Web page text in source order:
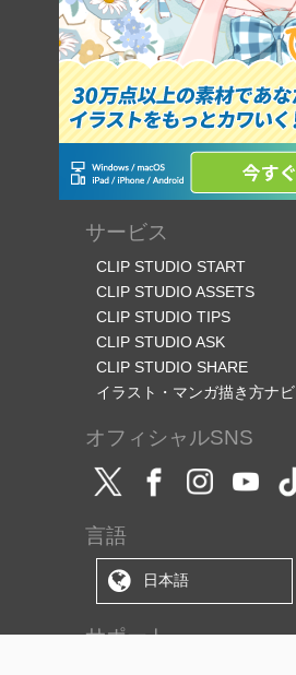
サービス
CLIP STUDIO START
CLIP STUDIO ASSETS
CLIP STUDIO TIPS
CLIP STUDIO ASK
CLIP STUDIO SHARE
イラスト・マンガ描き方ナビ
オフィシャルSNS
言語
日本語
サポート